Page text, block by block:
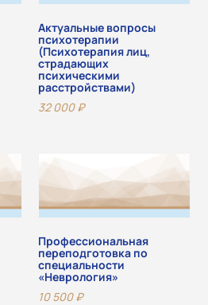
Актуальные вопросы
психотерапии
(Психотерапия лиц,
страдающих
психическими
расстройствами)
32 000₽
Профессиональная
переподготовка по
специальности
«Неврология»
10 500₽